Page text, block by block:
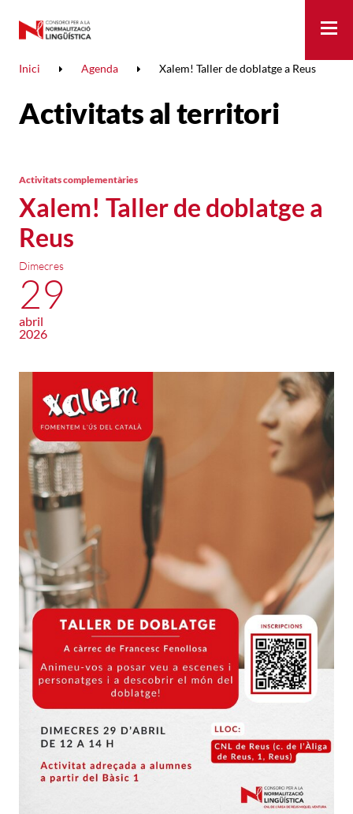
Inici Agenda Xalem! Taller de doblatge a Reus
Activitats al territori
Xalem! Taller de doblatge a
Reus
Activitats complementàries
Dimecres
29
abril
2026